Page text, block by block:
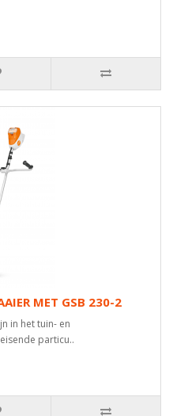
MET GSB 230-2
in het tuin- en
particu..